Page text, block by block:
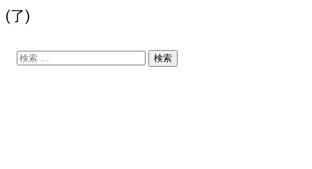
(了)
検